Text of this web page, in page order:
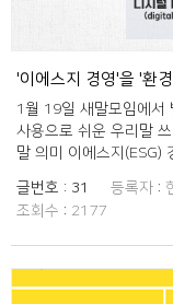
'이에스지 경영'을 '환
1월 19일 새말모임에서
사용으로 쉬운 우리말
말 의미 이에스지
윤리를 준수하며 지배
브 (digital native) 디지
털 기기를 자유자재로
글번호 : 31 등록자 :
조회수 : 2177